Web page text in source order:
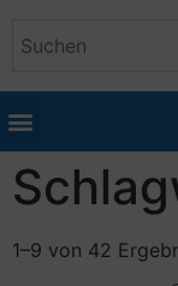
1–9 von 42